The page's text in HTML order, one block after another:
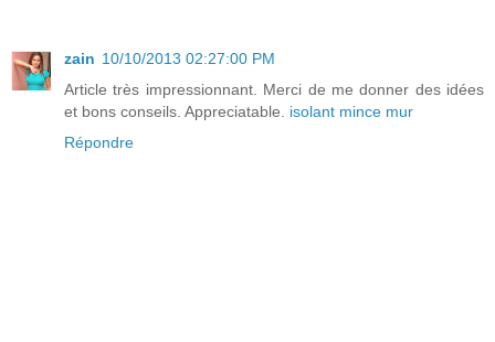
zain 10/10/2013 02:27:00 PM
Article très impressionnant. Merci de me donner des idées
et bons conseils. Appreciatable. isolant mince mur
Répondre